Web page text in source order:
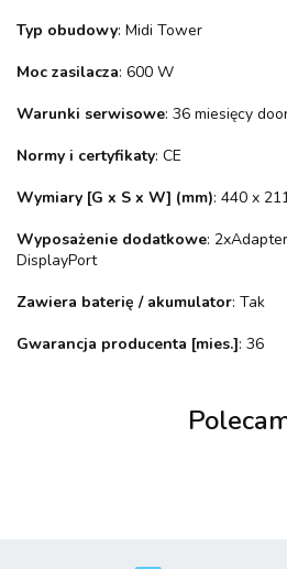
Typ obudowy: Midi Tower
Moc zasilacza: 600 W
Warunki serwisowe: 36 miesięcy
Normy i certyfikaty: CE
Wymiary [G x S x W] (mm): 440 x
Wyposażenie dodatkowe:
DisplayPort
Zawiera baterię / akumulator: Tak
Gwarancja producenta [mies.]: 36